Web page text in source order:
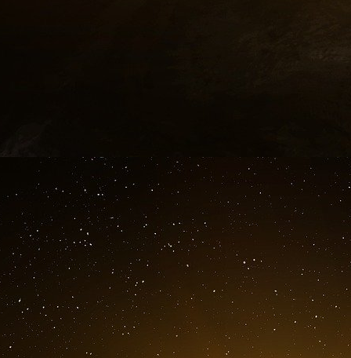
Un dernier mot pour signaler qu’en Irak, ce
de l’invasion américaine, une série
villes causant une cinquantaine de morts…
artisanale déposée devant l’ambassade
Paris, sans victime collatérale. Pour ceux
cadavres qui traverse le continent, de Kaboul
doivent nous rappeler que la guerre est là
sèment les morts anonymes - savent à
accepter aux peuples l’inacceptable. Et
accueillies comme le salut !